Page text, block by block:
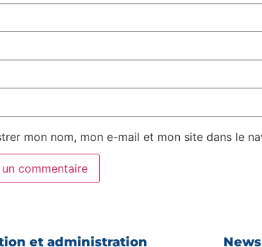
mon nom, mon e-mail et mon site dans le
et administration